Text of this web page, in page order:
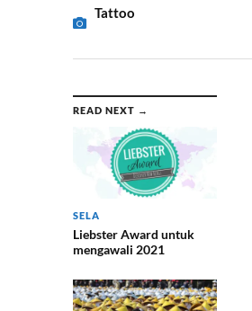
Tattoo
READ NEXT →
SELA
Liebster Award untuk
mengawali 2021